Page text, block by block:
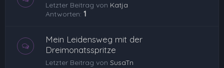
Letzter Beitrag von Katja
Antworten: 1
Mein Leidensweg mit der
Dreimonatsspritze
Letzter Beitrag von SusaTn